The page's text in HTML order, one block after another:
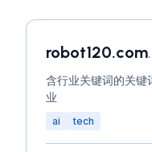
robot120.com
含行业关键词的关键
业
ai tech